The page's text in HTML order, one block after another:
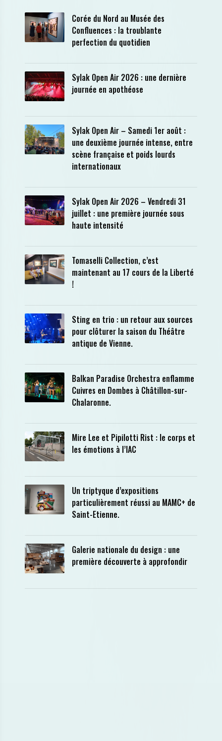
Corée du Nord au Musée des
Confluences : la troublante
perfection du quotidien
Sylak Open Air 2026 : une dernière
journée en apothéose
Sylak Open Air – Samedi 1er août :
une deuxième journée intense, entre
scène française et poids lourds
internationaux
Sylak Open Air 2026 – Vendredi 31
juillet : une première journée sous
haute intensité
Tomaselli Collection, c’est
maintenant au 17 cours de la Liberté
!
Sting en trio : un retour aux sources
pour clôturer la saison du Théâtre
antique de Vienne.
Balkan Paradise Orchestra enflamme
Cuivres en Dombes à Châtillon-sur-
Chalaronne.
Mire Lee et Pipilotti Rist : le corps et
les émotions à l’IAC
Un triptyque d’expositions
particulièrement réussi au MAMC+ de
Saint-Etienne.
Galerie nationale du design : une
première découverte à approfondir